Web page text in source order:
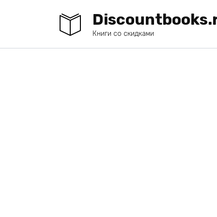
Книги со скидками